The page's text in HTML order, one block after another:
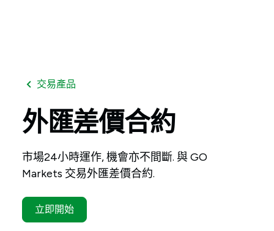
交易產品
外匯差價合約
市場24小時運作, 機會亦不間斷. 與 GO
Markets 交易外匯差價合約.
立即開始